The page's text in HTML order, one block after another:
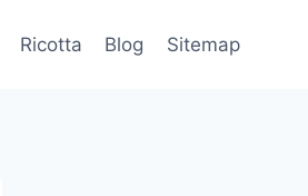
Ricotta Blog Sitemap